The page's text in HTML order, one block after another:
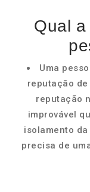
Qual
Uma
reputação de
reputação
improvável
isolamento
precisa de